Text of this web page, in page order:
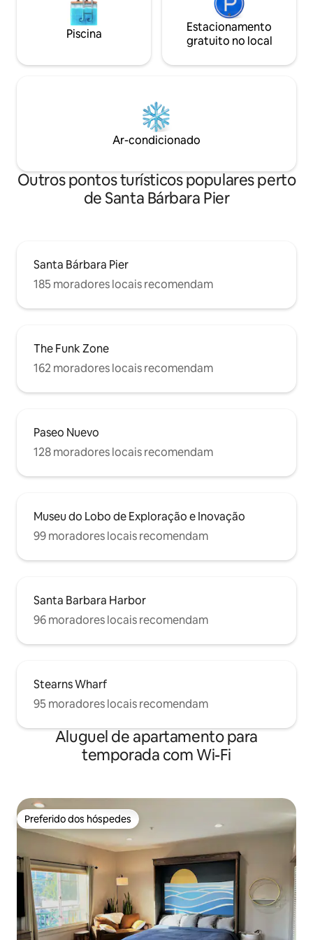
Piscina
Estacionamento
gratuito no local
Ar-condicionado
Outros pontos turísticos populares perto
de Santa Bárbara Pier
Santa Bárbara Pier
185 moradores locais recomendam
The Funk Zone
162 moradores locais recomendam
Paseo Nuevo
128 moradores locais recomendam
Museu do Lobo de Exploração e Inovação
99 moradores locais recomendam
Santa Barbara Harbor
96 moradores locais recomendam
Stearns Wharf
95 moradores locais recomendam
Aluguel de apartamento para
temporada com Wi-Fi
Preferido dos hóspedes
Preferido dos hóspedes